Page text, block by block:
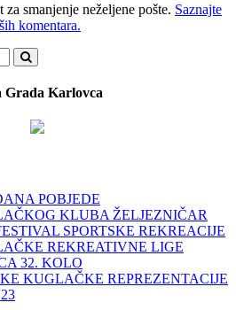
smanjenje neželjene pošte. Saznajte
komentara.
Grada Karlovca
POBJEDE
KLUBA ŽELJEZNIČAR
SPORTSKE REKREACIJE
REKREATIVNE LIGE
32. KOLO
KUGLAČKE REPREZENTACIJE